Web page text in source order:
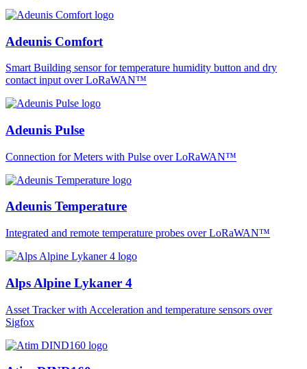
Adeunis Comfort
Smart Building sensor for temperature humidity button and dry
contact input over LoRaWAN™
Adeunis Pulse
Connection for Meters with Pulse over LoRaWAN™
Adeunis Temperature
Integrated and remote temperature probes over LoRaWAN™
Alps Alpine Lykaner 4
Asset Tracker with Acceleration and temperature sensors over
Sigfox